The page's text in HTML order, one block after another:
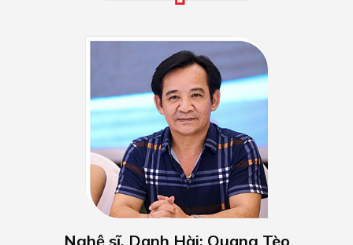
Nghệ sĩ, Danh Hài: Quang Tèo